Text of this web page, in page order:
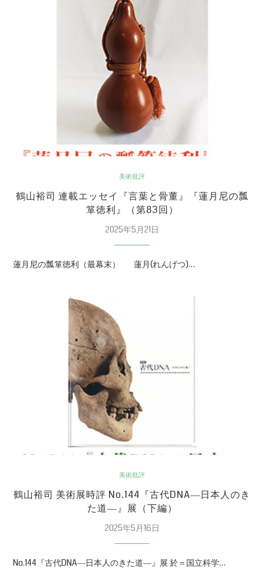
美術批評
鶴山裕司 連載エッセイ『言葉と骨董』『蓮月尼の瓢
箪徳利』（第83回）
2025年5月21日
蓮月尼の瓢箪徳利（最幕末） 蓮月(れんげつ)…
美術批評
鶴山裕司 美術展時評 No.144『古代DNA―日本人のき
た道―』展（下編）
2025年5月16日
No.144『古代DNA―日本人のきた道―』展 於＝国立科学…